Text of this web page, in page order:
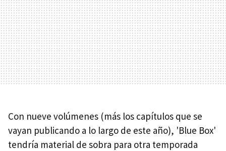
Con nueve volúmenes (más los capítulos que se
vayan publicando a lo largo de este año), 'Blue Box'
tendría material de sobra para otra temporada